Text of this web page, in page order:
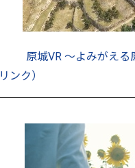
原城VR ～よみがえる
リンク）